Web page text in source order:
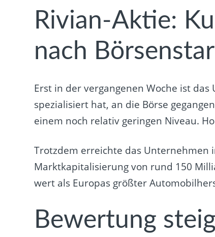
Rivian-Aktie:
nach
Erst in der vergangenen Woche ist das
spezialisiert hat, an die Börse
einem noch relativ geringen Niveau.
Trotzdem erreichte das Unternehmen
Marktkapitalisierung von rund 150
wert als Europas größter
Bewertung